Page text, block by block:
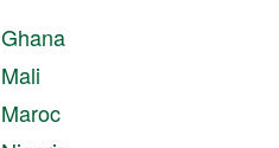
Ghana
Mali
Maroc